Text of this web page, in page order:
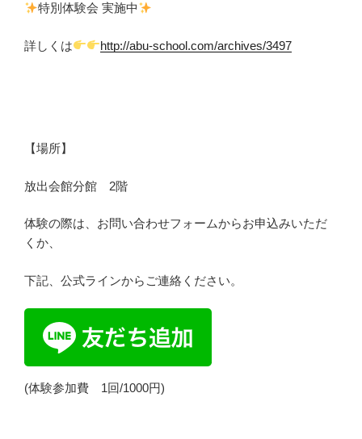
特別体験会 実施中
詳しくは http://abu-school.com/archives/3497
【場所】
放出会館分館 2階
体験の際は、お問い合わせフォームからお申込みいただ
くか、
下記、公式ラインからご連絡ください。
(体験参加費 1回/1000円)